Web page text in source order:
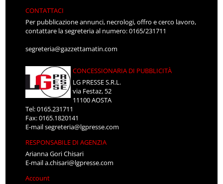
CONTATTACI
Per pubblicazione annunci, necrologi, offro e cerco lavoro,
contattare la segreteria al numero: 0165/231711
segreteria@gazzettamatin.com
CONCESSIONARIA DI PUBBLICITÀ
LG PRESSE S.R.L.
via Festaz, 52
11100 AOSTA
Tel: 0165.231711
Fax: 0165.1820141
E-mailsegreteria@lgpresse.com
RESPONSABILE DI AGENZIA
Arianna Gori Chisari
E-maila.chisari@lgpresse.com
Account